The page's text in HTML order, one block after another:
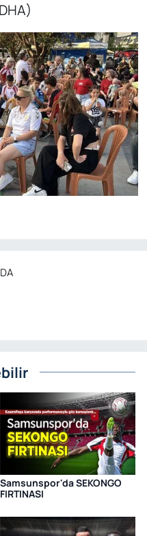
Samsunspor'da SEKONGO
FIRTINASI